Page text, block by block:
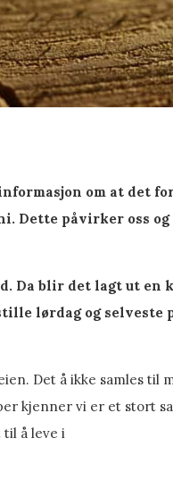
om at det
Dette påvirker oss
Da blir det lagt ut en
lørdag og selveste
Det å ikke samles til
kjenner vi er et stort
å leve i